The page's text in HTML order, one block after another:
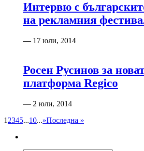
Интервю с
на рекламния
— 17 юли, 2014
Росен Русинов за
платформа Regico
— 2 юли, 2014
1 2345...10...»Последна »